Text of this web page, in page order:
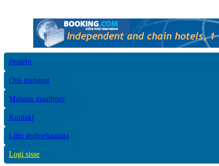
Pealeht
Otsi majutust
Majutus maailmas
Kontakt
Liitu andmebaasiga
Logi sisse